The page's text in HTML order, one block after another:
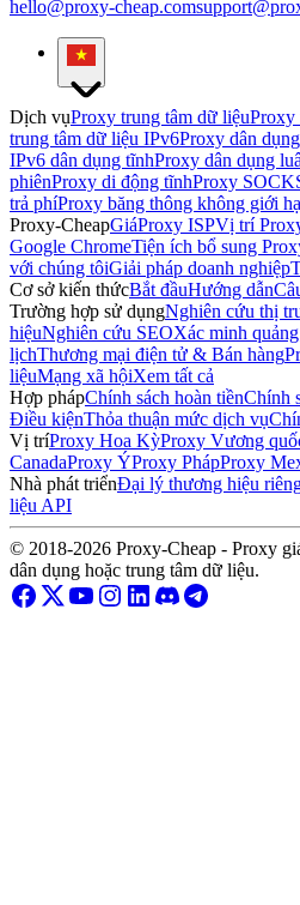
hello@proxy-cheap.com
Dịch vụProxy trung tâm dữ liệuProxy
trung tâm dữ liệu IPv6Proxy dân dụng
IPv6 dân dụng tĩnhProxy dân dụng
phiênProxy di động tĩnhProxy
trả phíProxy băng thông không giới
Proxy-CheapGiáProxy ISPVị trí
Google ChromeTiện ích bổ sung
với chúng tôiGiải pháp doanh nghiệp
Cơ sở kiến thứcBắt đầuHướng dẫn
Trường hợp sử dụngNghiên cứu thị
hiệuNghiên cứu SEOXác minh
lịchThương mại điện tử & Bán hàng
liệuMạng xã hộiXem tất cả
Hợp phápChính sách hoàn tiềnChính
Điều kiệnThỏa thuận mức dịch vụ
Vị tríProxy Hoa KỳProxy Vương
CanadaProxy ÝProxy PhápProxy
Nhà phát triểnĐại lý thương hiệu
liệu API
© 2018-2026 Proxy-Cheap - Proxy
dân dụng hoặc trung tâm dữ liệu.